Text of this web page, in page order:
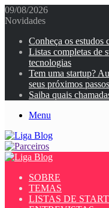
09/08/2026
Novidades
Conheça os estudos
Listas completas de
tecnologias
Tem uma startup?
seus próximos passos
Saiba quais
Menu
SOBRE
TEMAS
LISTAS DE